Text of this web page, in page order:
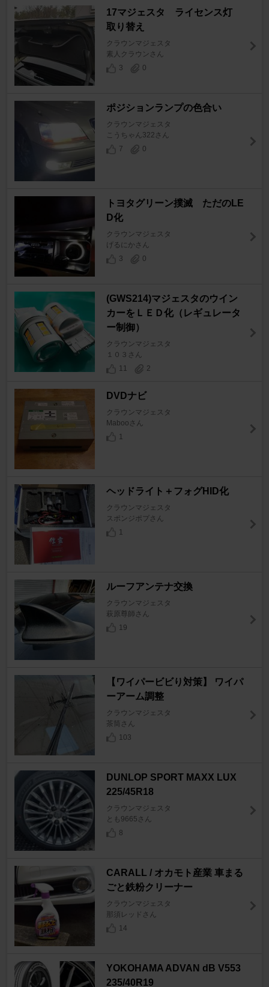
17マジェスタ ライセンス灯
取り替え
クラウンマジェスタ
素人クラウンさん
3
0
ポジションランプの色合い
クラウンマジェスタ
こうちゃん322さん
7
0
トヨタグリーン撲滅 ただのLE
D化
クラウンマジェスタ
げるにかさん
3
0
(GWS214)マジェスタのウイン
カーをＬＥＤ化（レギュレータ
ー制御）
クラウンマジェスタ
１０３さん
11
2
DVDナビ
クラウンマジェスタ
Mabooさん
1
ヘッドライト＋フォグHID化
クラウンマジェスタ
スポンジポプさん
1
ルーフアンテナ交換
クラウンマジェスタ
萩原尊師さん
19
【ワイパービビり対策】 ワイパ
ーアーム調整
クラウンマジェスタ
茶筒さん
103
DUNLOP SPORT MAXX LUX
225/45R18
クラウンマジェスタ
とも9665さん
8
CARALL / オカモト産業 車まる
ごと鉄粉クリーナー
クラウンマジェスタ
那須レッドさん
14
YOKOHAMA ADVAN dB V553
235/40R19